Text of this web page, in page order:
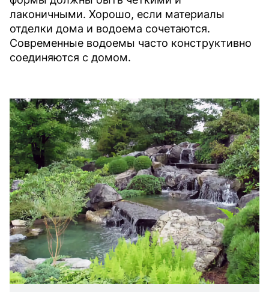
лаконичными. Хорошо, если материалы
отделки дома и водоема сочетаются.
Современные водоемы часто конструктивно
соединяются с домом.